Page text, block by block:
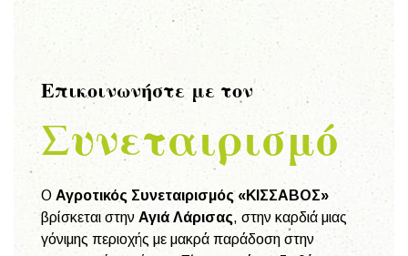
Επικοινωνήστε με τον
Συνεταιρισμό
Ο Αγροτικός Συνεταιρισμός «ΚΙΣΣΑΒΟΣ»
βρίσκεται στην Αγιά Λάρισας, στην καρδιά μιας
γόνιμης περιοχής με μακρά παράδοση στην